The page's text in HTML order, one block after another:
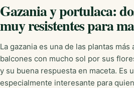
Gazania y portulaca:
muy resistentes para
La gazania es una de las plantas más
balcones con mucho sol por sus
y su buena respuesta en maceta. Es
especialmente interesante para